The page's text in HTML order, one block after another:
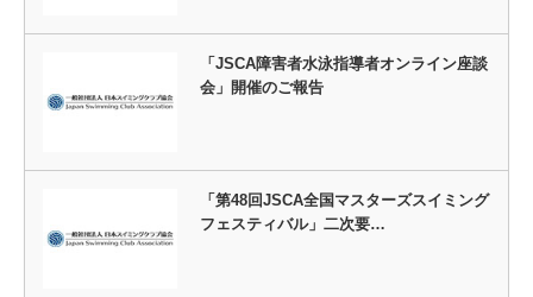
「JSCA障害者水泳指導者オンライン座談
会」開催のご報告
「第48回JSCA全国マスターズスイミング
フェスティバル」二次要…